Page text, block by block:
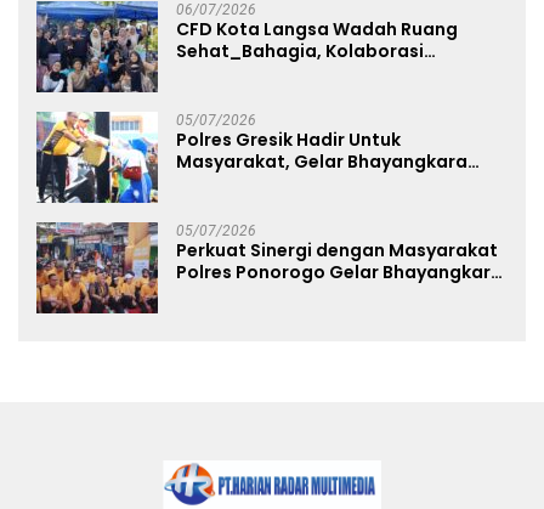
06/07/2026
CFD Kota Langsa Wadah Ruang
Sehat_Bahagia, Kolaborasi
05/07/2026
Polres Gresik Hadir Untuk
Masyarakat, Gelar Bhayangkara
05/07/2026
Perkuat Sinergi dengan Masyarakat
Polres Ponorogo Gelar Bhayangkara